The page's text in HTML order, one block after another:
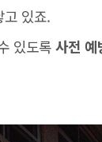
고 있죠.
있도록사전 예